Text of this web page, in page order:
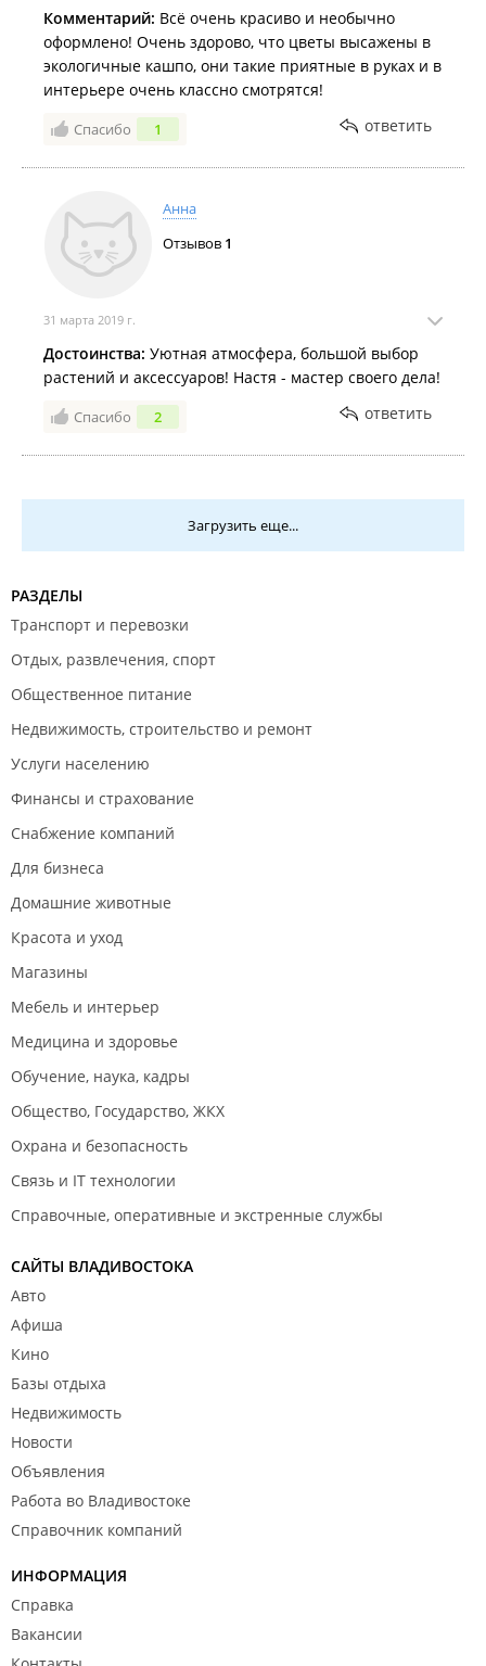
Комментарий: Всё очень красиво и необычно
оформлено! Очень здорово, что цветы высажены в
экологичные кашпо, они такие приятные в руках и в
интерьере очень классно смотрятся!
Спасибо 1 ответить
Анна
Отзывов 1
31 марта 2019 г.
Достоинства: Уютная атмосфера, большой выбор
растений и аксессуаров! Настя - мастер своего дела!
Спасибо 2 ответить
Загрузить еще...
РАЗДЕЛЫ
Транспорт и перевозки
Отдых, развлечения, спорт
Общественное питание
Недвижимость, строительство и ремонт
Услуги населению
Финансы и страхование
Снабжение компаний
Для бизнеса
Домашние животные
Красота и уход
Магазины
Мебель и интерьер
Медицина и здоровье
Обучение, наука, кадры
Общество, Государство, ЖКХ
Охрана и безопасность
Связь и IT технологии
Справочные, оперативные и экстренные службы
САЙТЫ ВЛАДИВОСТОКА
Авто
Афиша
Кино
Базы отдыха
Недвижимость
Новости
Объявления
Работа во Владивостоке
Справочник компаний
ИНФОРМАЦИЯ
Справка
Вакансии